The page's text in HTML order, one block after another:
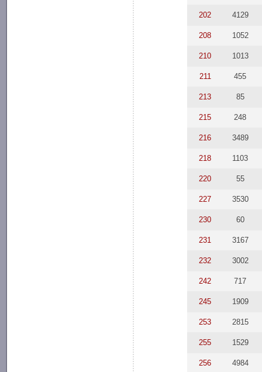
202 4129
208 1052
210 1013
211 455
213 85
215 248
216 3489
218 1103
220 55
227 3530
230 60
231 3167
232 3002
242 717
245 1909
253 2815
255 1529
256 4984